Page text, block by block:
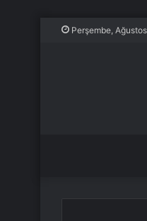
Perşembe,